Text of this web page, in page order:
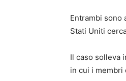
Entrambi sono
Stati Uniti
Il caso solleva
in cui i